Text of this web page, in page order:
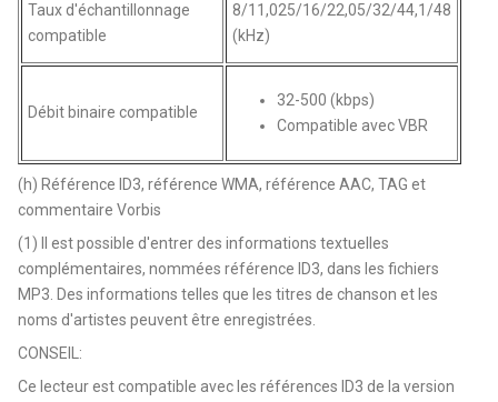
Taux d'échantillonnage
compatible
8/11,025/16/22,05/32/44,1/48
(kHz)
Débit binaire compatible
32-500 (kbps)
Compatible avec VBR
(h) Référence ID3, référence WMA, référence AAC, TAG et
commentaire Vorbis
(1) Il est possible d'entrer des informations textuelles
complémentaires, nommées référence ID3, dans les fichiers
MP3. Des informations telles que les titres de chanson et les
noms d'artistes peuvent être enregistrées.
CONSEIL:
Ce lecteur est compatible avec les références ID3 de la version